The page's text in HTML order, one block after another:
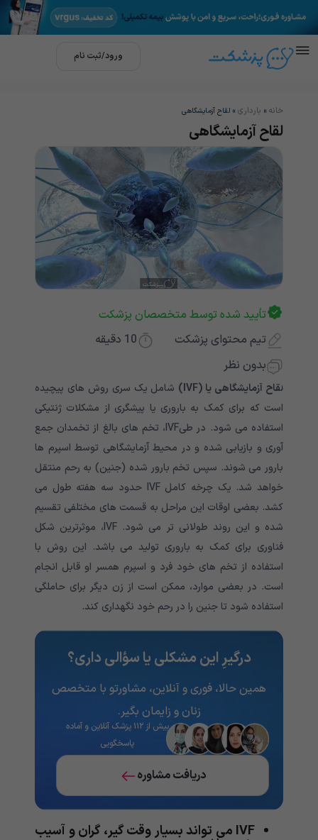
ورود/ثبت نام
خانه » بارداری » لقاح آزمایشگاهی
لقاح آزمایشگاهی
تأیید شده توسط متخصصان پزشکت
تیم محتوای پزشکت
10 دقیقه
بدون نظر
لقاح آزمایشگاهی یا (IVF)
شامل یک سری روش های پیچیده
است که برای کمک به باروری یا پیشگری از مشکلات ژنتیکی
استفاده می شود. در طیIVF، تخم های بالغ از تخمدان جمع
آوری و بازیابی شده و در محیط آزمایشگاهی توسط اسپرم ها
بارور می شوند. سپس تخم بارور شده (جنین) به رحم منتقل
خواهد شد. یک چرخه کامل IVF حدود سه هفته طول می
کشد. بعضی اوقات این مراحل به قسمت های مختلفی تقسیم
شده و این روند طولانی تر می شود. IVF، موثرترین شکل
فناوری برای کمک به باروری تولید می باشد. این روش با
استفاده از تخم های خود فرد و اسپرم همسر او قابل انجام
است. در بعضی موارد، ممکن است از زن دیگر برای حاملگی
استفاده شود تا جنین را در رحم خود نگهداری کند.
درگیرِ این مشکلی یا سؤالی داری؟
همین حالا، فوری و آنلاین، مشاورتو با متخصص
زنان و زایمان بگیر.
بیش از ۱۱۲ پزشک آنلاین و آماده
پاسخگویی
دریافت مشاوره
IVF می تواند بسیار وقت گیر، گران و آسیب